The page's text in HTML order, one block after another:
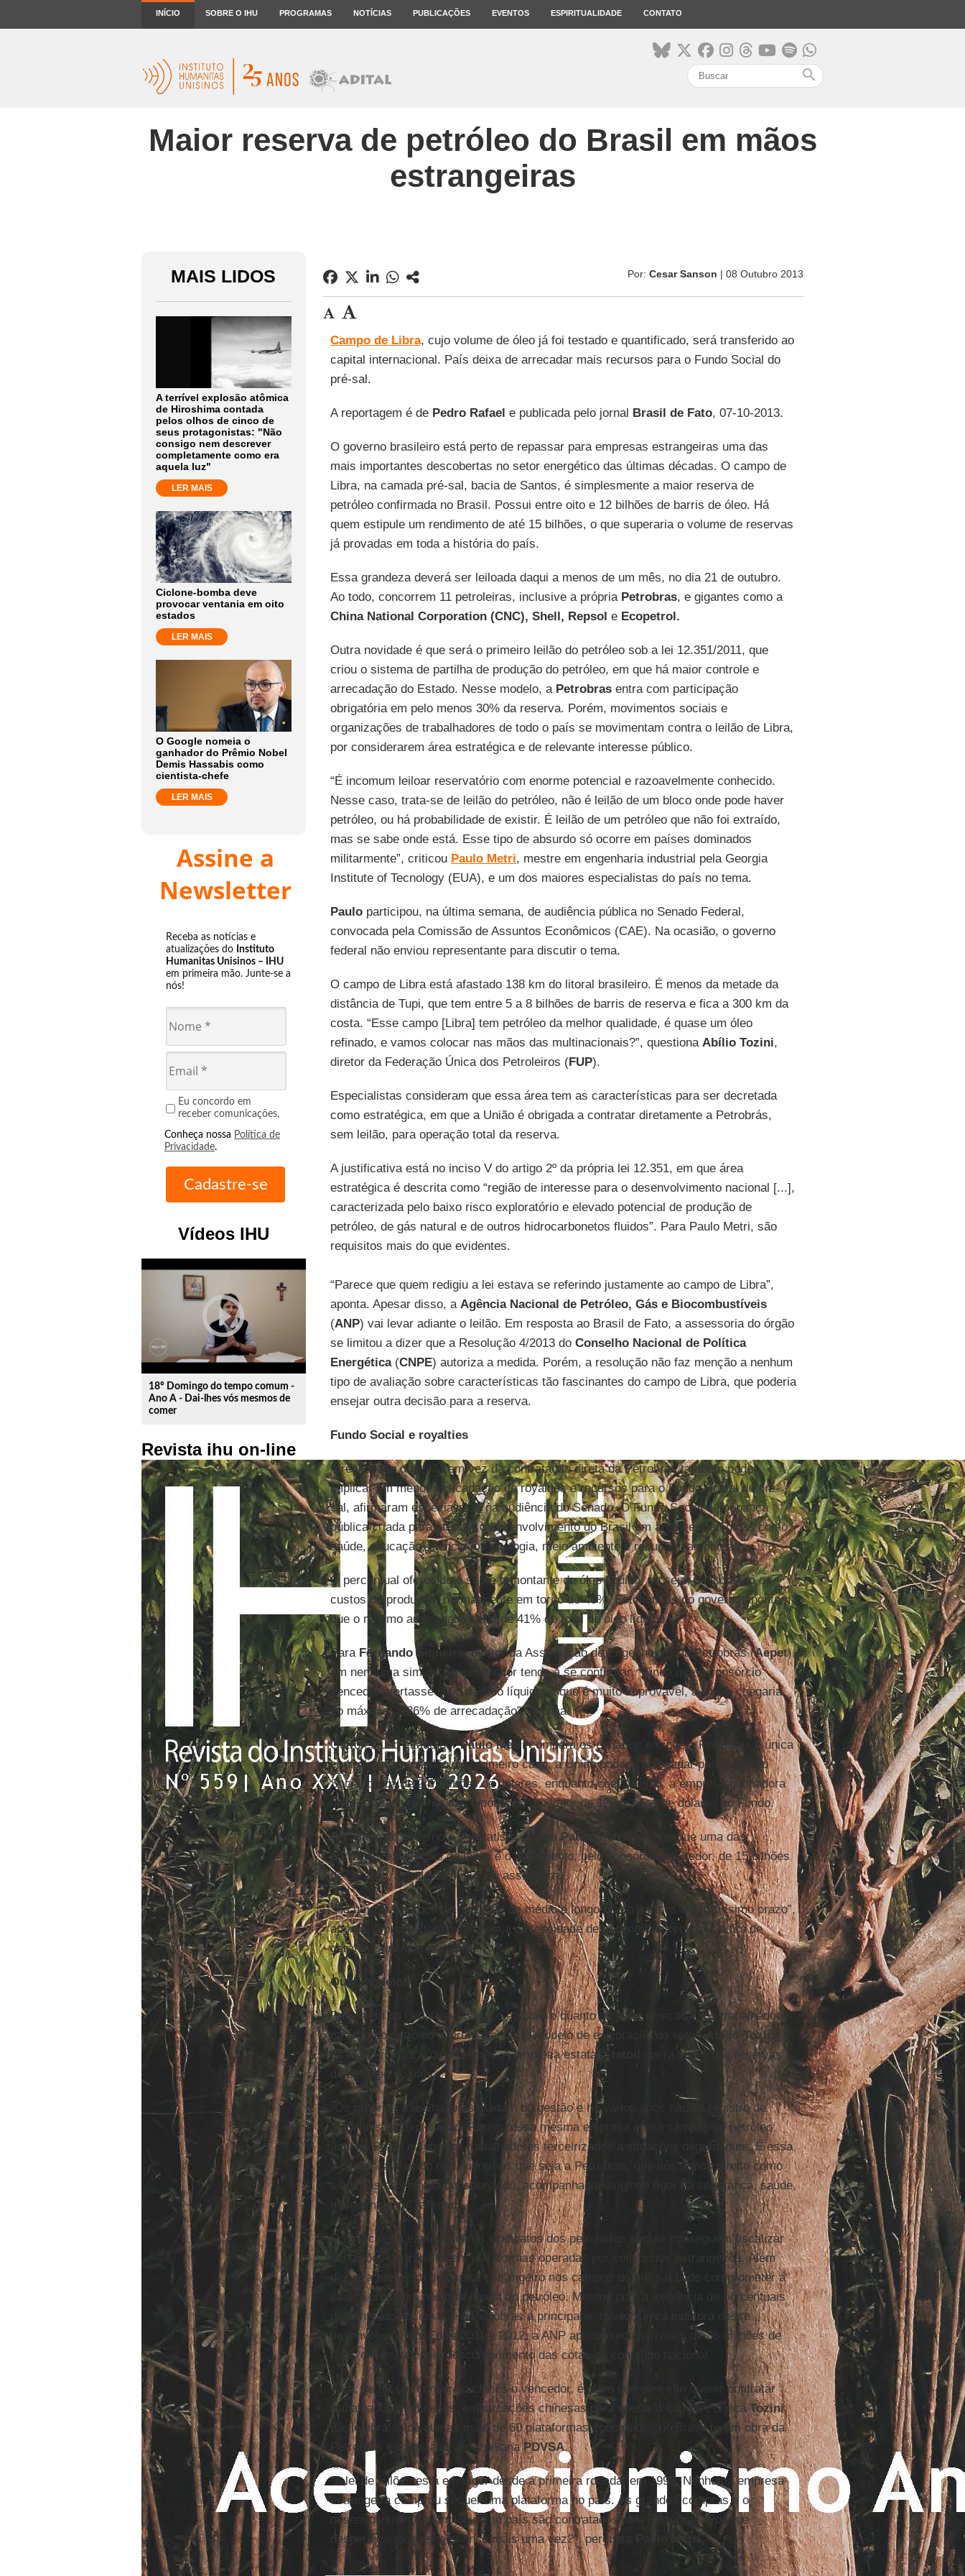
INÍCIO SOBRE O IHU PROGRAMAS NOTÍCIAS PUBLICAÇÕES EVENTOS ESPIRITUALIDADE CONTATO
search
Maior reserva de petróleo do Brasil em mãos
estrangeiras
MAIS LIDOS
A terrível explosão atômica
de Hiroshima contada
pelos olhos de cinco de
seus protagonistas: "Não
consigo nem descrever
completamente como era
aquela luz"
LER MAIS
Ciclone-bomba deve
provocar ventania em oito
estados
LER MAIS
O Google nomeia o
ganhador do Prêmio Nobel
Demis Hassabis como
cientista-chefe
LER MAIS
Assine a
Newsletter
Receba as notícias e
atualizações do Instituto
Humanitas Unisinos – IHU
em primeira mão. Junte-se a
nós!
Eu concordo em
receber comunicações.
Conheça nossa Política de
Privacidade.
Vídeos IHU
play_circle_outline
18º Domingo do tempo comum -
Ano A - Dai-lhes vós mesmos de
comer
Revista ihu on-line
Por: Cesar Sanson | 08 Outubro 2013
Campo de Libra, cujo volume de óleo já foi testado e quantificado, será transferido ao
capital internacional. País deixa de arrecadar mais recursos para o Fundo Social do
pré-sal.
A reportagem é dePedro Rafael e publicada pelo jornal Brasil de Fato, 07-10-2013.
O governo brasileiro está perto de repassar para empresas estrangeiras uma das
mais importantes descobertas no setor energético das últimas décadas. O campo de
Libra, na camada pré-sal, bacia de Santos, é simplesmente a maior reserva de
petróleo confirmada no Brasil. Possui entre oito e 12 bilhões de barris de óleo. Há
quem estipule um rendimento de até 15 bilhões, o que superaria o volume de reservas
já provadas em toda a história do país.
Essa grandeza deverá ser leiloada daqui a menos de um mês, no dia 21 de outubro.
Ao todo, concorrem 11 petroleiras, inclusive a própria Petrobras, e gigantes como a
China National Corporation (CNC), Shell, Repsol eEcopetrol.
Outra novidade é que será o primeiro leilão do petróleo sob a lei 12.351/2011, que
criou o sistema de partilha de produção do petróleo, em que há maior controle e
arrecadação do Estado. Nesse modelo, a Petrobrasentra com participação
obrigatória em pelo menos 30% da reserva. Porém, movimentos sociais e
organizações de trabalhadores de todo o país se movimentam contra o leilão de Libra,
por considerarem área estratégica e de relevante interesse público.
“É incomum leiloar reservatório com enorme potencial e razoavelmente conhecido.
Nesse caso, trata-se de leilão do petróleo, não é leilão de um bloco onde pode haver
petróleo, ou há probabilidade de existir. É leilão de um petróleo que não foi extraído,
mas se sabe onde está. Esse tipo de absurdo só ocorre em países dominados
militarmente”, criticou Paulo Metri, mestre em engenharia industrial pela Georgia
Institute of Tecnology (EUA), e um dos maiores especialistas do país no tema.
Pauloparticipou, na última semana, de audiência pública no Senado Federal,
convocada pela Comissão de Assuntos Econômicos (CAE). Na ocasião, o governo
federal não enviou representante para discutir o tema.
O campo de Libra está afastado 138 km do litoral brasileiro. É menos da metade da
distância de Tupi, que tem entre 5 a 8 bilhões de barris de reserva e fica a 300 km da
costa. “Esse campo [Libra] tem petróleo da melhor qualidade, é quase um óleo
refinado, e vamos colocar nas mãos das multinacionais?”, questiona Abílio Tozini,
diretor da Federação Única dos Petroleiros (FUP).
Especialistas consideram que essa área tem as características para ser decretada
como estratégica, em que a União é obrigada a contratar diretamente a Petrobrás,
sem leilão, para operação total da reserva.
A justificativa está no inciso V do artigo 2º da própria lei 12.351, em que área
estratégica é descrita como “região de interesse para o desenvolvimento nacional [...],
caracterizada pelo baixo risco exploratório e elevado potencial de produção de
petróleo, de gás natural e de outros hidrocarbonetos fluidos”. Para Paulo Metri, são
requisitos mais do que evidentes.
“Parece que quem redigiu a lei estava se referindo justamente ao campo de Libra”,
aponta. Apesar disso, a Agência Nacional de Petróleo, Gás e Biocombustíveis
(ANP) vai levar adiante o leilão. Em resposta ao Brasil de Fato, a assessoria do órgão
se limitou a dizer que a Resolução 4/2013 do Conselho Nacional de Política
Energética(CNPE) autoriza a medida. Porém, a resolução não faz menção a nenhum
tipo de avaliação sobre características tão fascinantes do campo de Libra, que poderia
ensejar outra decisão para a reserva.
Fundo Social e royalties
A realização do leilão em vez da contratação direta da Petrobras também pode
implicar em menor arrecadação de royalties e recursos para o Fundo Social do pré-
sal, afirmaram especialistas na audiência do Senado. O Fundo Social é poupança
pública criada para atender o desenvolvimento do Brasil em áreas estratégicas como
saúde, educação, ciência e tecnologia, meio ambiente e redução da pobreza.
O percentual oferecido é sobre o montante de óleo líquido, ou seja, descontado os
custos de produção, normalmente em torno de 40%. Estimativas do governo apontam
que o mínimo arrecadado seria de 41% do total de óleo líquido.
Para Fernando Siqueira , diretor da Associação de Engenheiros da Petrobrás (Aepet),
em nenhuma simulação esse valor tende a se confirmar. “Ainda que o consórcio
vencedor ofertasse 80% de óleo líquido, o que é muito improvável, a União chegaria,
no máximo, a 36% de arrecadação”, explica.
Outro estudo citado porPaulo Metricompara os cenários em que a Petrobras é única
controladora e o leilão. No primeiro caso, a União poderia arrecadar para o Fundo
Social cerca de 247 bilhões de dólares, enquanto com o leilão, a empresa ganhadora
ofereceria, na melhor das hipóteses, um valor de 128 bilhões de dólares ao Fundo.
O cálculo do governo é imediatista, afirmaPaulo Metri.
Isso porque uma das
principais exigências do leilão é o pagamento, pelo consórcio vencedor, de 15 bilhões
de dólares, a título de bônus de assinatura.
“Há uma clara troca de recursos de médio e longo prazo para os de curtíssimo prazo”,
aponta. A pressa tem a ver com a necessidade de economizar recursos a fim de
garantirsuperávit primário.
Qual modelo?
Para além do debate econômico e sobre o quanto se pode arrecadar, os trabalhadores
na área do petróleo querem discutir o modelo de exploração do setor.Abílio Tozini,
daFUP, cita o caso norueguês. A empresa estatalStatoil
opera 100% das reservas
de petróleo do país.
“Os próprios trabalhadores cuidam da gestão e há vários anos não há registro de
acidentes na exploração. Porém, essa mesma empresa opera campos de petróleo
aqui no Brasil e submete trabalhadores terceirizados a situações degradantes. É essa
a diferença quando nós queremos que seja a Petrobras, que nós temos direito como
sindicalistas estar lá questionando, acompanhado, exigindo rigor na segurança, saúde,
meio ambiente”, afirma.
O sindicalista explica que os sindicatos dos petroleiros sequer conseguem fiscalizar
condições de trabalho em plataformas operadas por consórcios estrangeiros. Além
disso, a presença de capital estrangeiro nos campos do pré-sal pode comprometer a
cadeia produtiva nacional ligada ao petróleo. Mesmo com a exigência de percentuais
de conteúdo nacional, é a Petrobras a principal e, talvez, única indutora desse
desenvolvimento. Entre 2011 e 2012, a ANP aplicou recolheu mais de 36 milhões de
reais em multas pelo descumprimento das cotas de conteúdo nacional.
“Ora, se for um consórcio chinês o vencedor, é claro que eles vão querer contratar
trabalhadores chineses, embarcações chinesas para operar o campo”, criticaTozini.
Ele lembra ainda que as mais de 60 plataformas construídas no Brasil foram obra da
Petrobras e da estatal venezuelanaPDVSA.
“A lei de leilões está em vigor desde a primeira rodada, em 1999. Nenhuma empresa
estrangeira comprou sequer uma plataforma no país. As grandes compras e o
desenvolvimento tecnológico no país são contratados pela Petrobras. Por que
desperdiçarmos essa chance mais uma vez?”, pergunta
Paulo Metri.